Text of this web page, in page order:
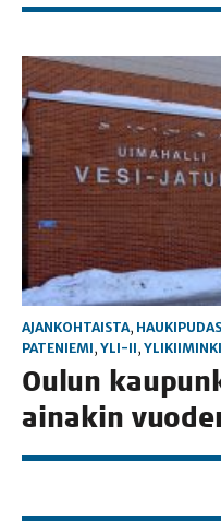
AJANKOHTAISTA, HAUKIPUDAS
PATENIEMI, YLI-II, YLIKIIMINKI
Oulun
aina­kin